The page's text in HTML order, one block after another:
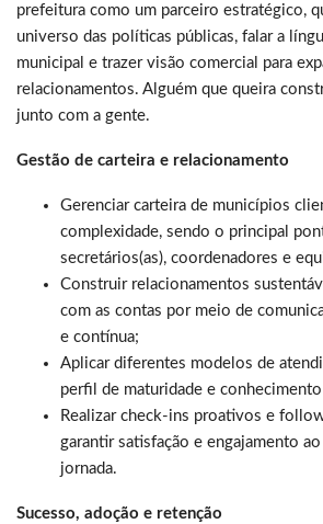
prefeitura como um parceiro estratégico,
universo das políticas públicas, falar a
municipal e trazer visão comercial para
relacionamentos. Alguém que queira
junto com a gente.
Gestão de carteira e relacionamento
Gerenciar carteira de municípios
complexidade, sendo o principal
secretários(as), coordenadores e
Construir relacionamentos
com as contas por meio de
e contínua;
Aplicar diferentes modelos de
perfil de maturidade e
Realizar check-ins proativos e
garantir satisfação e engajamento
jornada.
Sucesso, adoção e retenção